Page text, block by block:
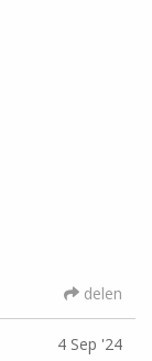
delen
4 Sep '24